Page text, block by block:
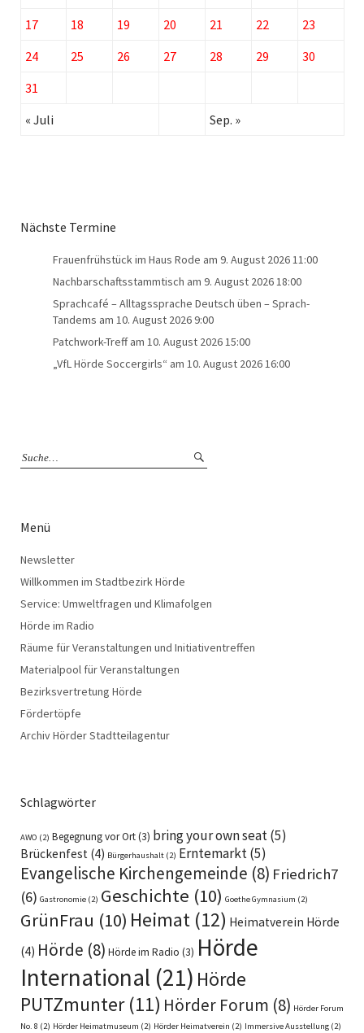
17
18 19 20 21 22
23
24
25 26 27 28 29
30
31
« Juli
Sep. »
Nächste Termine
Frauenfrühstück im Haus Rode am 9. August 2026 11:00
Nachbarschaftsstammtisch am 9. August 2026 18:00
Sprachcafé – Alltagssprache Deutsch üben – Sprach-
Tandems am 10. August 2026 9:00
Patchwork-Treffam 10. August 2026 15:00
„VfL Hörde Soccergirls“ am 10. August 2026 16:00
Menü
Newsletter
Willkommen im Stadtbezirk Hörde
Service: Umweltfragen und Klimafolgen
Hörde im Radio
Räume für Veranstaltungen und Initiativentreffen
Materialpool für Veranstaltungen
Bezirksvertretung Hörde
Fördertöpfe
Archiv Hörder Stadtteilagentur
Schlagwörter
AWO (2) Begegnung vor Ort(3) bring your own seat(5)
Brückenfest (4) Bürgerhaushalt (2) Erntemarkt(5)
Evangelische Kirchengemeinde (8) Friedrich7
(6) Gastronomie (2) Geschichte (10) Goethe Gymnasium (2)
GrünFrau (10) Heimat (12) Heimatverein Hörde
(4) Hörde (8) Hörde im Radio (3) Hörde
International (21) Hörde
PUTZmunter(11) Hörder Forum (8) Hörder Forum
No. 8 (2) Hörder Heimatmuseum (2) Hörder Heimatverein (2) Immersive Ausstellung (2)